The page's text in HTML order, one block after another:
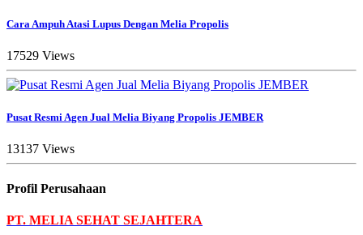
Cara Ampuh Atasi Lupus Dengan Melia Propolis
17529 Views
Pusat Resmi Agen Jual Melia Biyang Propolis JEMBER
13137 Views
Profil Perusahaan
PT. MELIA SEHAT SEJAHTERA